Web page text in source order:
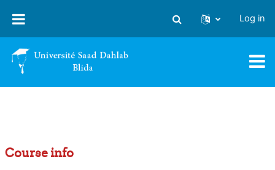
Toggle search input
Log in
Course info